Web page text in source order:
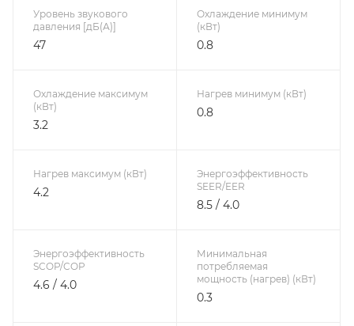
Уровень звукового
давления [дБ(А)]
47
Охлаждение минимум
(кВт)
0.8
Охлаждение максимум
(кВт)
3.2
Нагрев минимум (кВт)
0.8
Нагрев максимум (кВт)
4.2
Энергоэффективность
SEER/EER
8.5 / 4.0
Энергоэффективность
SCOP/COP
4.6 / 4.0
Минимальная
потребляемая
мощность (нагрев) (кВт)
0.3